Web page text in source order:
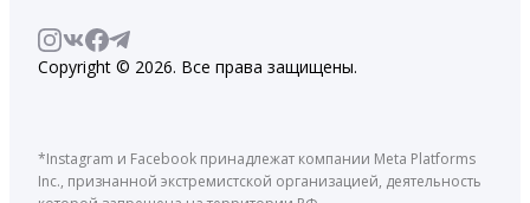
Copyright © 2026. Все права защищены.
*Instagram и Facebook принадлежат компании Meta Platforms
Inc., признанной экстремистской организацией, деятельность